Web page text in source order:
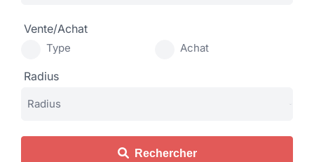
Vente/Achat
Type Achat
Radius
Rechercher